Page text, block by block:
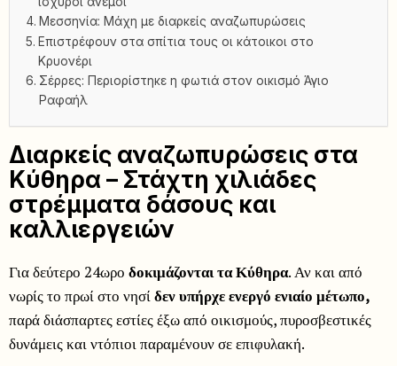
Μεσσηνία: Μάχη με διαρκείς αναζωπυρώσεις
Επιστρέφουν στα σπίτια τους οι κάτοικοι στο
Κρυονέρι
Σέρρες: Περιορίστηκε η φωτιά στον οικισμό Άγιο
Ραφαήλ
Διαρκείς αναζωπυρώσεις στα
Κύθηρα – Στάχτη χιλιάδες
στρέμματα δάσους και
καλλιεργειών
Για δεύτερο 24ωρο δοκιμάζονται τα Κύθηρα. Αν και από
νωρίς το πρωί στο νησίδεν υπήρχε ενεργό ενιαίο μέτωπο,
παρά διάσπαρτες εστίες έξω από οικισμούς, πυροσβεστικές
δυνάμεις και ντόπιοι παραμένουν σε επιφυλακή.